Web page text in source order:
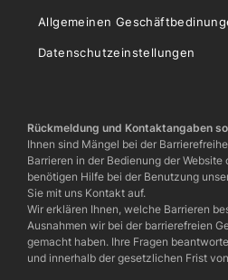
Allgemeinen
Datenschutzeinstellungen
Rückmeldung und Kontaktangaben
Ihnen sind Mängel bei der
Barrieren in der Bedienung der
benötigen Hilfe bei der Benutzung
Sie mit uns Kontakt auf.
Wir erklären Ihnen, welche Barrieren
Ausnahmen wir bei der barrierefreien
gemacht haben. Ihre Fragen
und innerhalb der gesetzlichen Frist